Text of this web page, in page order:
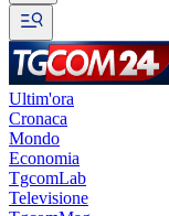
Ultim'ora
Cronaca
Mondo
Economia
TgcomLab
Televisione